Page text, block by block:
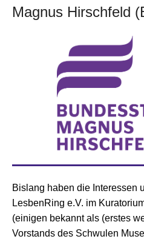
Magnus Hirschfeld
Bislang haben die Interessen
LesbenRing e.V. im
(einigen bekannt als (erstes
Vorstands des Schwulen